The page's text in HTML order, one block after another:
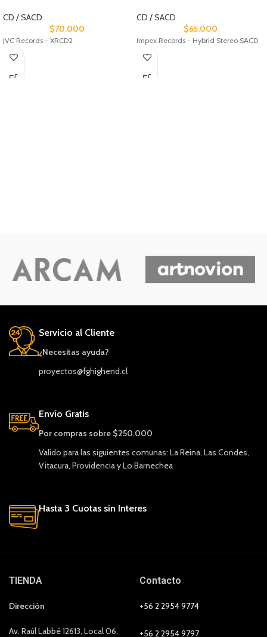
CD / SACD
$70.000
JVC Records - XRCD2
CD / SACD
$65.000
Impex Records - Hybrid Stereo SACD
Servicio al Cliente
¿Necesitas ayuda?
proyectos@fghighend.cl
Envío Gratis
Por compras sobre $250.000
Valido para las siguientes comunas: La Reina, Las Condes,
Vitacura, Providencia y Lo Barnechea
Hasta 3 Cuotas sin Interes
TIENDA
Dirección
Av. Raúl Labbé 12613, Local 06,
Contacto
+56 2 2954 9774
+56 2 2954 9797